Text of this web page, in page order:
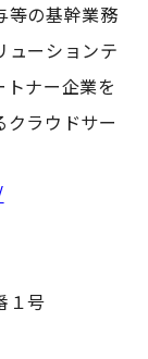
等の基幹業務
ューションテ
ナー企業を
ラウドサー
１号